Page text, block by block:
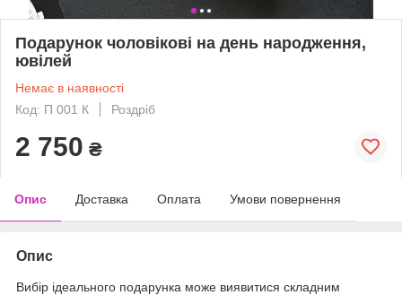
Подарунок чоловікові на день народження,
ювілей
Немає в наявності
Код: П 001 К
Роздріб
2 750 ₴
Опис Доставка Оплата Умови повернення
Опис
Вибір ідеального подарунка може виявитися складним